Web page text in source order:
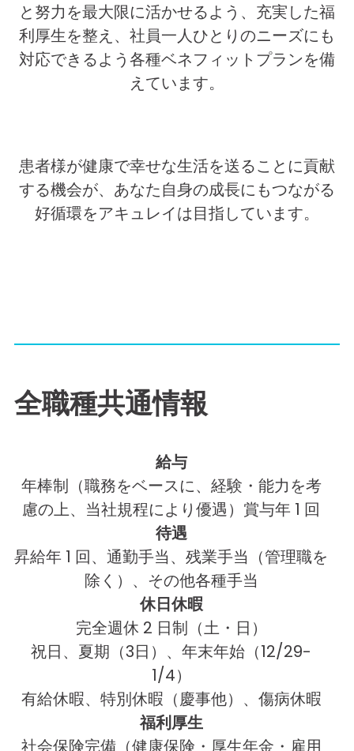
と努力を最大限に活かせるよう、充実した福
利厚生を整え、社員一人ひとりのニーズにも
対応できるよう各種ベネフィットプランを備
えています。
患者様が健康で幸せな生活を送ることに貢献
する機会が、あなた自身の成長にもつながる
好循環をアキュレイは目指しています。
全職種共通情報
給与
年棒制（職務をベースに、経験・能力を考
慮の上、当社規程により優遇）賞与年 1 回
待遇
昇給年 1 回、通勤手当、残業手当（管理職を
除く）、その他各種手当
休日休暇
完全週休 2 日制（土・日）
祝日、夏期（3日）、年末年始（12/29-
1/4）
有給休暇、特別休暇（慶事他）、傷病休暇
福利厚生
社会保険完備（健康保険・厚生年金・雇用